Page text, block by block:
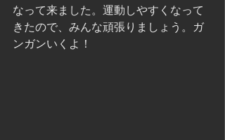
なって来ました。運動しやすくなって
きたので、みんな頑張りましょう。ガ
ンガンいくよ！